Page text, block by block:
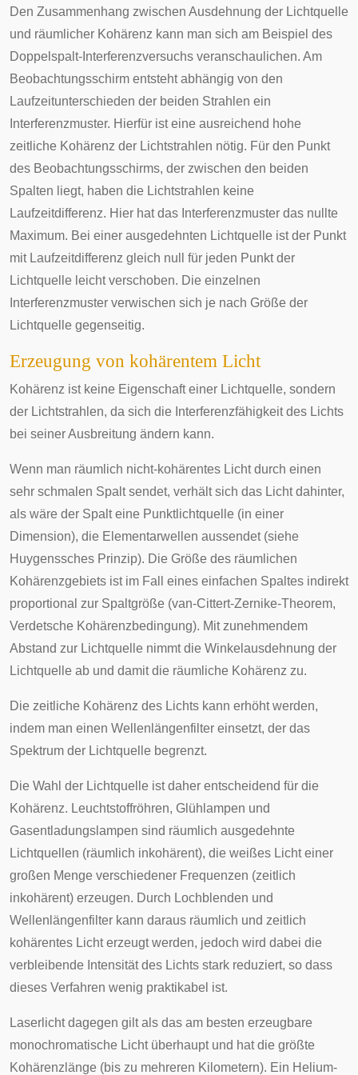
Den Zusammenhang zwischen Ausdehnung der Lichtquelle
und räumlicher Kohärenz kann man sich am Beispiel des
Doppelspalt-Interferenzversuchs veranschaulichen. Am
Beobachtungsschirm entsteht abhängig von den
Laufzeitunterschieden der beiden Strahlen ein
Interferenzmuster. Hierfür ist eine ausreichend hohe
zeitliche Kohärenz der Lichtstrahlen nötig. Für den Punkt
des Beobachtungsschirms, der zwischen den beiden
Spalten liegt, haben die Lichtstrahlen keine
Laufzeitdifferenz. Hier hat das Interferenzmuster das nullte
Maximum. Bei einer ausgedehnten Lichtquelle ist der Punkt
mit Laufzeitdifferenz gleich null für jeden Punkt der
Lichtquelle leicht verschoben. Die einzelnen
Interferenzmuster verwischen sich je nach Größe der
Lichtquelle gegenseitig.
Erzeugung von kohärentem Licht
Kohärenz ist keine Eigenschaft einer Lichtquelle, sondern
der Lichtstrahlen, da sich die Interferenzfähigkeit des Lichts
bei seiner Ausbreitung ändern kann.
Wenn man räumlich nicht-kohärentes Licht durch einen
sehr schmalen Spalt sendet, verhält sich das Licht dahinter,
als wäre der Spalt eine Punktlichtquelle (in einer
Dimension), die Elementarwellen aussendet (siehe
Huygenssches Prinzip). Die Größe des räumlichen
Kohärenzgebiets ist im Fall eines einfachen Spaltes indirekt
proportional zur Spaltgröße (van-Cittert-Zernike-Theorem,
Verdetsche Kohärenzbedingung). Mit zunehmendem
Abstand zur Lichtquelle nimmt die Winkelausdehnung der
Lichtquelle ab und damit die räumliche Kohärenz zu.
Die zeitliche Kohärenz des Lichts kann erhöht werden,
indem man einen Wellenlängenfilter einsetzt, der das
Spektrum der Lichtquelle begrenzt.
Die Wahl der Lichtquelle ist daher entscheidend für die
Kohärenz. Leuchtstoffröhren, Glühlampen und
Gasentladungslampen sind räumlich ausgedehnte
Lichtquellen (räumlich inkohärent), die weißes Licht einer
großen Menge verschiedener Frequenzen (zeitlich
inkohärent) erzeugen. Durch Lochblenden und
Wellenlängenfilter kann daraus räumlich und zeitlich
kohärentes Licht erzeugt werden, jedoch wird dabei die
verbleibende Intensität des Lichts stark reduziert, so dass
dieses Verfahren wenig praktikabel ist.
Laserlicht dagegen gilt als das am besten erzeugbare
monochromatische Licht überhaupt und hat die größte
Kohärenzlänge (bis zu mehreren Kilometern). Ein Helium-